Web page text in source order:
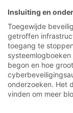
Insluiting en
Toegewijde
getroffen
toegang te
begon en hoe
onderzoeken. Het
vinden om meer